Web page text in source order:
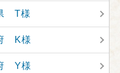
T様
K様
Y様